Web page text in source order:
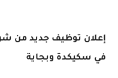
في سكيكدة وبجاية